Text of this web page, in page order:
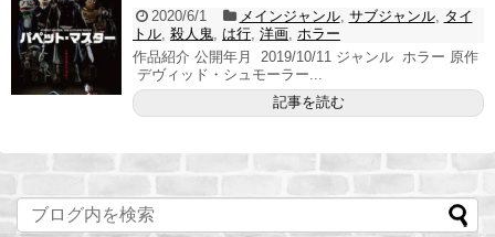
2020/6/1 メインジャンル, サブジャンル, タイ
トル 殺人鬼 は行 洋画 ホラー
作品紹介 公開年月 2019/10/11 ジャンル ホラー 原作
デヴィッド・シュモーラー...
記事を読む